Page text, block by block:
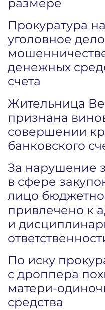
Прокуратура
уголовное
денежных
счета
Жительница
признана
совершении
банковского
За нарушение
в сфере
лицо
привлечено к
и
По иску
с дроппера
матери-
средства